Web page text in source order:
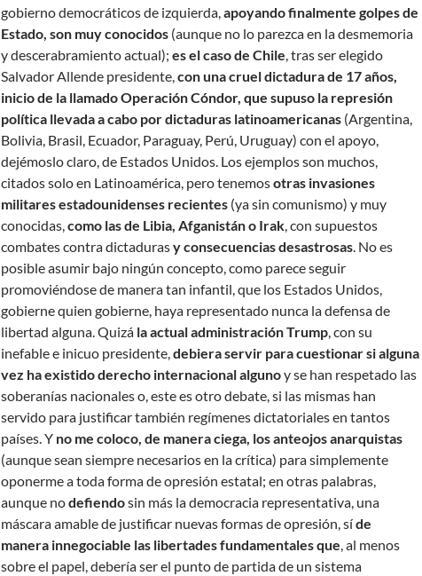
gobierno democráticos de izquierda,apoyando finalmente golpes de
Estado, son muy conocidos (aunque no lo parezca en la desmemoria
y descerabramiento actual); es el caso de Chile, tras ser elegido
Salvador Allende presidente,con una cruel dictadura de 17 años,
inicio de la llamado Operación Cóndor, que supuso la represión
política llevada a cabo por dictaduras latinoamericanas (Argentina,
Bolivia, Brasil, Ecuador, Paraguay, Perú, Uruguay) con el apoyo,
dejémoslo claro, de Estados Unidos. Los ejemplos son muchos,
citados solo en Latinoamérica, pero tenemosotras invasiones
militares estadounidenses recientes (ya sin comunismo) y muy
conocidas,como las de Libia, Afganistán o Irak, con supuestos
combates contra dictadurasy consecuencias desastrosas. No es
posible asumir bajo ningún concepto, como parece seguir
promoviéndose de manera tan infantil, que los Estados Unidos,
gobierne quien gobierne, haya representado nunca la defensa de
libertad alguna. Quizá la actual administración Trump, con su
inefable e inicuo presidente,debiera servir para cuestionar si alguna
vez ha existido derecho internacional algunoy se han respetado las
soberanías nacionales o, este es otro debate, si las mismas han
servido para justificar también regímenes dictatoriales en tantos
países. Y no me coloco, de manera ciega, los anteojos anarquistas
(aunque sean siempre necesarios en la crítica) para simplemente
oponerme a toda forma de opresión estatal; en otras palabras,
aunque nodefiendosin más la democracia representativa, una
máscara amable de justificar nuevas formas de opresión, síde
manera innegociable las libertades fundamentales que, al menos
sobre el papel, debería ser el punto de partida de un sistema